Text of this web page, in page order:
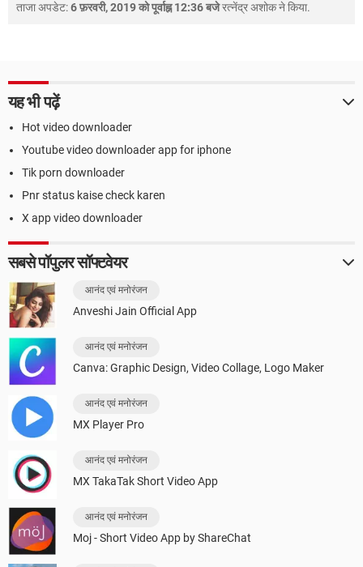
ताजा अपडेट:6 फ़रवरी, 2019 को पूर्वाह्न 12:36 बजेरत्नेंद्र अशोकने किया.
यह भी पढ़ें
Hot video downloader
Youtube video downloader app for iphone
Tik porn downloader
Pnr status kaise check karen
X app video downloader
सबसे पॉपुलर सॉफ्टवेयर
आनंद एवं मनोरंजन
Anveshi Jain Official App
आनंद एवं मनोरंजन
Canva: Graphic Design, Video Collage, Logo Maker
आनंद एवं मनोरंजन
MX Player Pro
आनंद एवं मनोरंजन
MX TakaTak Short Video App
आनंद एवं मनोरंजन
Moj - Short Video App by ShareChat